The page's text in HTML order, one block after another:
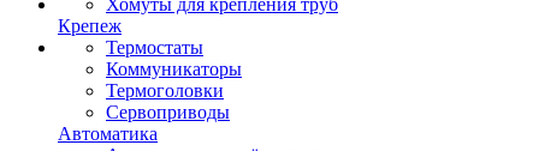
Хомуты для крепления труб
Крепеж
Термостаты
Коммуникаторы
Термоголовки
Сервоприводы
Автоматика